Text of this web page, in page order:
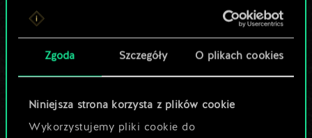
Zgoda Szczegóły O plikach cookies
Niniejsza strona korzysta z plików cookie
Wykorzystujemy pliki cookie do
Lubisz grać tą talią?
Pomóż społeczności
odkryć jej
potencjał!